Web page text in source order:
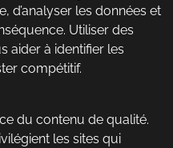
d’analyser les données et
Utiliser des
aider à identifier les
compétitif.
du contenu de qualité.
les sites qui